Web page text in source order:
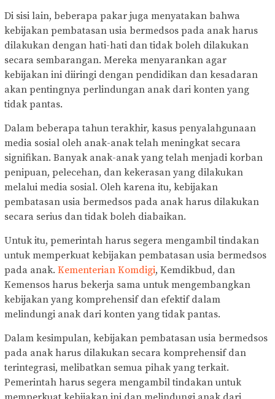
Di sisi lain, beberapa pakar juga menyatakan bahwa
kebijakan pembatasan usia bermedsos pada anak harus
dilakukan dengan hati-hati dan tidak boleh dilakukan
secara sembarangan. Mereka menyarankan agar
kebijakan ini diiringi dengan pendidikan dan kesadaran
akan pentingnya perlindungan anak dari konten yang
tidak pantas.
Dalam beberapa tahun terakhir, kasus penyalahgunaan
media sosial oleh anak-anak telah meningkat secara
signifikan. Banyak anak-anak yang telah menjadi korban
penipuan, pelecehan, dan kekerasan yang dilakukan
melalui media sosial. Oleh karena itu, kebijakan
pembatasan usia bermedsos pada anak harus dilakukan
secara serius dan tidak boleh diabaikan.
Untuk itu, pemerintah harus segera mengambil tindakan
untuk memperkuat kebijakan pembatasan usia bermedsos
pada anak. Kementerian Komdigi, Kemdikbud, dan
Kemensos harus bekerja sama untuk mengembangkan
kebijakan yang komprehensif dan efektif dalam
melindungi anak dari konten yang tidak pantas.
Dalam kesimpulan, kebijakan pembatasan usia bermedsos
pada anak harus dilakukan secara komprehensif dan
terintegrasi, melibatkan semua pihak yang terkait.
Pemerintah harus segera mengambil tindakan untuk